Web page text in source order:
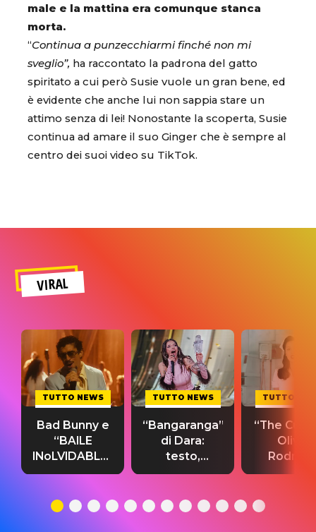
male e la mattina era comunque stanca
morta.
“Continua a punzecchiarmi finché non mi
sveglio”, ha raccontato la padrona del gatto
spiritato a cui però Susie vuole un gran bene, ed
è evidente che anche lui non sappia stare un
attimo senza di lei! Nonostante la scoperta, Susie
continua ad amare il suo Ginger che è sempre al
centro dei suoi video su TikTok.
VIRAL
TUTTO NEWS
Bad Bunny e
“BAILE
INoLVIDABLE”:
testo,
significato
TUTTO NEWS
“Bangaranga”
di Dara:
testo,
traduzione e
del singolo
TUTTO
“The
Olivia
testo,